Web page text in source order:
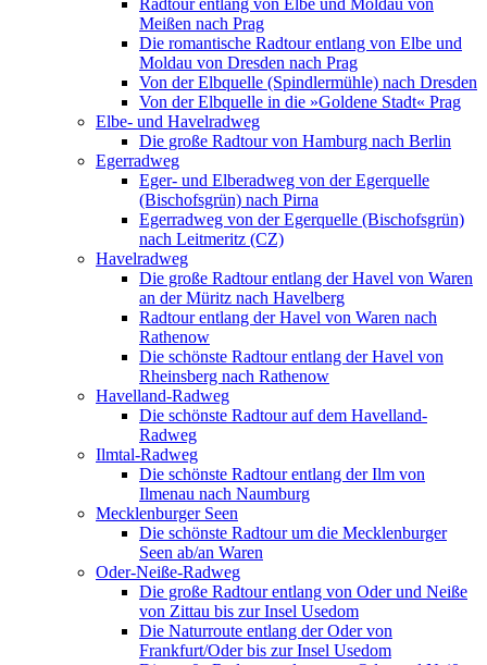
Meißen nach Prag
Die romantische Radtour entlang von Elbe und
Moldau von Dresden nach Prag
Von der Elbquelle (Spindlermühle) nach Dresden
Von der Elbquelle in die »Goldene Stadt« Prag
Elbe- und Havelradweg
Die große Radtour von Hamburg nach Berlin
Egerradweg
Eger- und Elberadweg von der Egerquelle
(Bischofsgrün) nach Pirna
Egerradweg von der Egerquelle (Bischofsgrün)
nach Leitmeritz (CZ)
Havelradweg
Die große Radtour entlang der Havel von Waren
an der Müritz nach Havelberg
Radtour entlang der Havel von Waren nach
Rathenow
Die schönste Radtour entlang der Havel von
Rheinsberg nach Rathenow
Havelland-Radweg
Die schönste Radtour auf dem Havelland-
Radweg
Ilmtal-Radweg
Die schönste Radtour entlang der Ilm von
Ilmenau nach Naumburg
Mecklenburger Seen
Die schönste Radtour um die Mecklenburger
Seen ab/an Waren
Oder-Neiße-Radweg
Die große Radtour entlang von Oder und Neiße
von Zittau bis zur Insel Usedom
Die Naturroute entlang der Oder von
Frankfurt/Oder bis zur Insel Usedom